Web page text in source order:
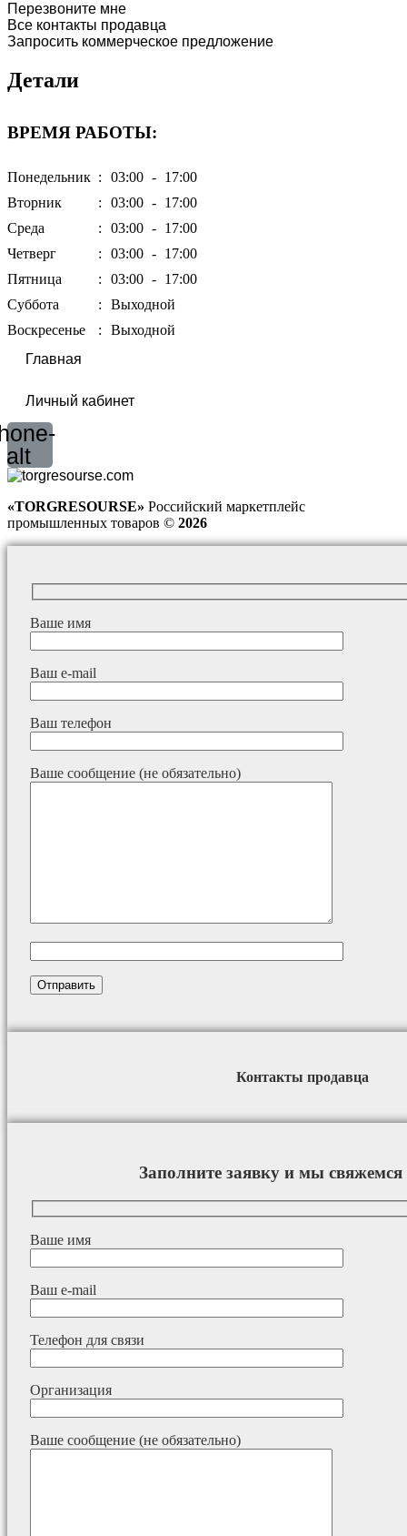
Перезвоните мне
Все контакты продавца
Запросить коммерческое предложение
Детали
ВРЕМЯ РАБОТЫ:
Понедельник : 03:00 - 17:00
Вторник
: 03:00 - 17:00
Среда
: 03:00 - 17:00
Четверг
: 03:00 - 17:00
Пятница
: 03:00 - 17:00
Суббота
:
Выходной
Воскресенье
:
Выходной
Главная
Личный кабинет
alt
«TORGRESOURSE» Российский маркетплейс
промышленных товаров © 2026
Ваше имя
Ваш e-mail
Ваш телефон
Ваше сообщение (не обязательно)
Контакты продавца
Заполните заявку и мы
Ваше имя
Ваш e-mail
Телефон для связи
Организация
Ваше сообщение (не обязательно)